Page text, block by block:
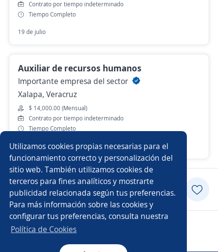
Utilizamos cookies propias necesarias para el
funcionamiento correcto y personalización del
sitio web. También utilizamos cookies de
terceros para fines analíticos y mostrarte
publicidad relacionada según tus preferencias.
Para más información sobre las cookies y
configurar tus preferencias, consulta nuestra
Política de Cookies
Contrato por tiempo indeterminado
Tiempo Completo
19 de julio
Auxiliar de recursos humanos
Importante empresa del sector
Xalapa, Veracruz
$ 14,000.00 (Mensual)
Contrato por tiempo indeterminado
Tiempo Completo
Hace 5 días
Postularme
Copyright 2014 - 2026 DGNET LTD.
Aviso legal